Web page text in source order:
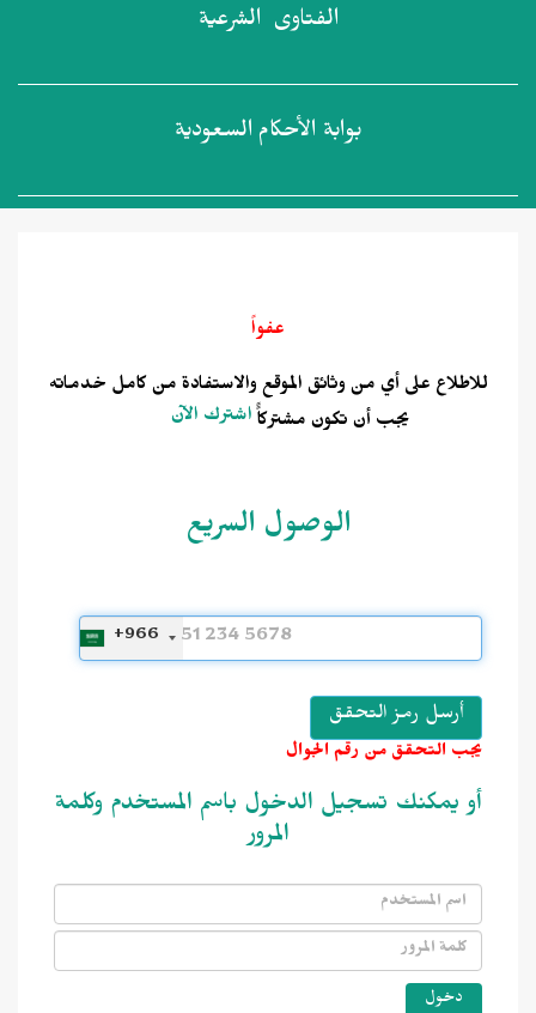
الفتاوى الشرعية
بوابة الأحكام السعودية
عفواً
للاطلاع على أي من وثائق الموقع والاستفادة من كامل خدماته
يجب أن تكون مشتركاًً اشترك الآن
الوصول السريع
+966
يجب التحقق من رقم الجوال
أو يمكنك تسجيل الدخول باسم المستخدم وكلمة
المرور